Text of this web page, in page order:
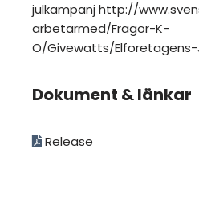
julkampanj http://
arbetarmed/Fragor-K-
O/Givewatts/
Dokument & länkar
Release